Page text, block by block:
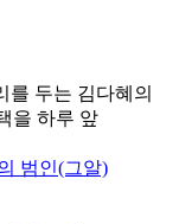
를 두는 김다혜의
을 하루 앞